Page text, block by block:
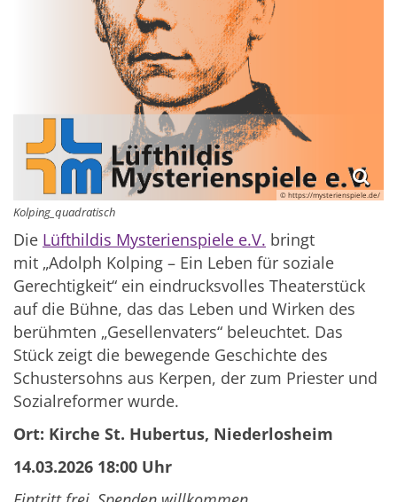
© https://mysterienspiele.de/
Kolping_quadratisch
Die Lüfthildis Mysterienspiele e.V. bringt
mit „Adolph Kolping – Ein Leben für soziale
Gerechtigkeit“ ein eindrucksvolles Theaterstück
auf die Bühne, das das Leben und Wirken des
berühmten „Gesellenvaters“ beleuchtet. Das
Stück zeigt die bewegende Geschichte des
Schustersohns aus Kerpen, der zum Priester und
Sozialreformer wurde.
Ort: Kirche St. Hubertus, Niederlosheim
14.03.2026 18:00 Uhr